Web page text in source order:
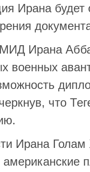
Ирана
Ирана
военных
что
Ирана
американские